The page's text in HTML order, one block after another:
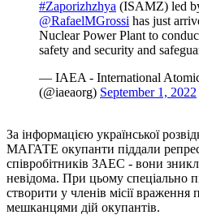
#Zaporizhzhya (ISAMZ) led
@RafaelMGrossi has just
Nuclear Power Plant to
safety and security and
— IAEA - International
(@iaeaorg) September 1, 2022
За інформацією української
МАГАТЕ окупанти піддали
співробітників ЗАЕС - вони
невідома. При цьому спеціально
створити у членів місії
мешканцями дій окупантів.